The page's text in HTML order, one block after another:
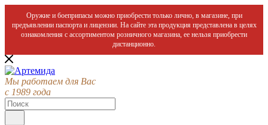
Оружие и боеприпасы можно приобрести только лично, в магазине, при
предъявлении паспорта и лицензии. На сайте эта продукция представлена в целях
ознакомления с ассортиментом розничного магазина, ее нельзя приобрести
дистанционно.
Мы работаем для Вас
с 1989 года